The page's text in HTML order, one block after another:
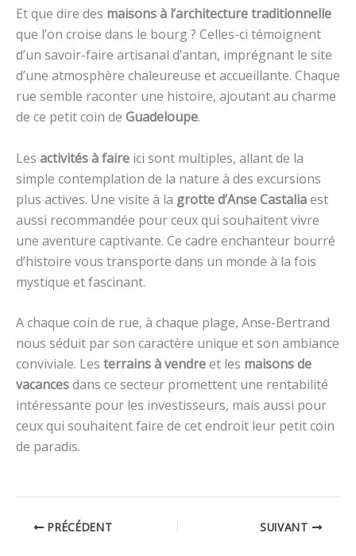
Et que dire des maisons à l’architecture traditionnelle
que l’on croise dans le bourg ? Celles-ci témoignent
d’un savoir-faire artisanal d’antan, imprégnant le site
d’une atmosphère chaleureuse et accueillante. Chaque
rue semble raconter une histoire, ajoutant au charme
de ce petit coin de Guadeloupe.
Les activités à faire ici sont multiples, allant de la
simple contemplation de la nature à des excursions
plus actives. Une visite à la grotte d’Anse Castaliaest
aussi recommandée pour ceux qui souhaitent vivre
une aventure captivante. Ce cadre enchanteur bourré
d’histoire vous transporte dans un monde à la fois
mystique et fascinant.
A chaque coin de rue, à chaque plage, Anse-Bertrand
nous séduit par son caractère unique et son ambiance
conviviale. Les terrains à vendreet les maisons de
vacancesdans ce secteur promettent une rentabilité
intéressante pour les investisseurs, mais aussi pour
ceux qui souhaitent faire de cet endroit leur petit coin
de paradis.
PRÉCÉDENT SUIVANT